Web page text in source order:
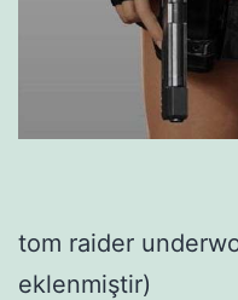
tom raider
eklenmiştir)